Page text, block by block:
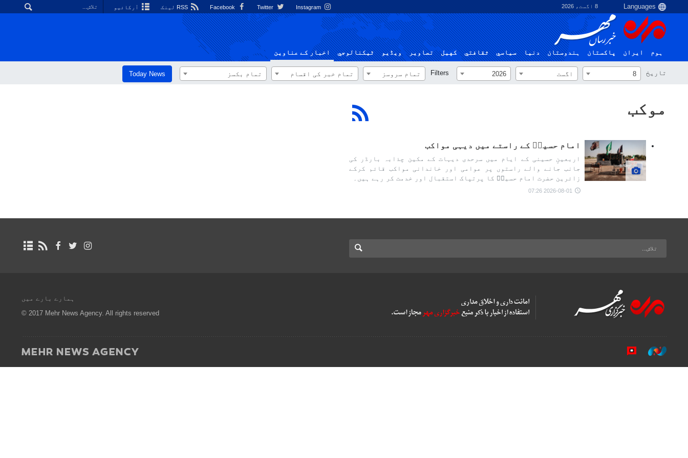
8 اگست، 2026 Instagram آرکائیو
ہوم ایران پاکستان ہندوستان دنیا سياسي ثقافتي کهيل تصاوير ویڈیو ٹيكنالوجي اخبار کے عناوین
تاریخ 8 اگست 2026
Filters تمام سروسز تمام خبر کی اقسام تمام بکسز Today News
موکب
امام حسینؑ کے راستے میں دیہی مواکب
اربعینِ حسینی کے ایام میں سرحدی دیہات کے مکین چذابہ بارڈر کی
جانب جانے والے راستوں پر عوامی اور خاندانی مواکب قائم کرکے
زائرین حضرت امام حسینؑ کا پرتپاک استقبال اور خدمت کر رہے ہیں۔
2026-08-01 07:26
ہمارے بارے میں
© 2017 Mehr News Agency. All rights reserved